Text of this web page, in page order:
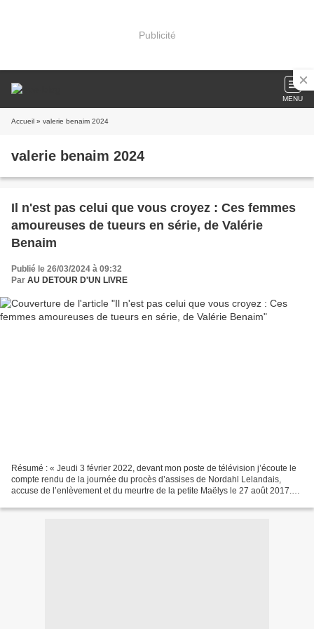
Publicité
MENU
Accueil » valerie benaim 2024
valerie benaim 2024
Il n'est pas celui que vous croyez : Ces femmes
amoureuses de tueurs en série, de Valérie
Benaim
Publié le 26/03/2024 à 09:32
Par AU DETOUR D'UN LIVRE
Résumé : « Jeudi 3 février 2022, devant mon poste de télévision j’écoute le
compte rendu de la journée du procès d’assises de Nordahl Lelandais,
accuse de l’enlèvement et du meurtre de la petite Maëlys le 27 août 2017.